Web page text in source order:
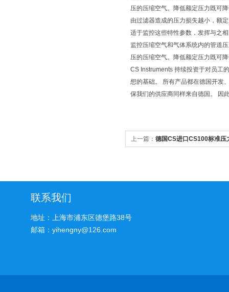
压的压缩空气。降低额定压力既可
由过滤器造成的压力损失越小，额
适于监控这些特性参数，发挥与之
监控压缩空气和气体系统内的管道
压的压缩空气。降低额定压力既可
CS Instruments 持续投资于对员工
想的基础。 所有产品都在德国开发
保我们的供应商同样来自德国。 因
上一篇： 德国CS进口CS100标准压
联系我们
地址：上海市浦东区德堡路38号
邮箱：yihengny@126.com